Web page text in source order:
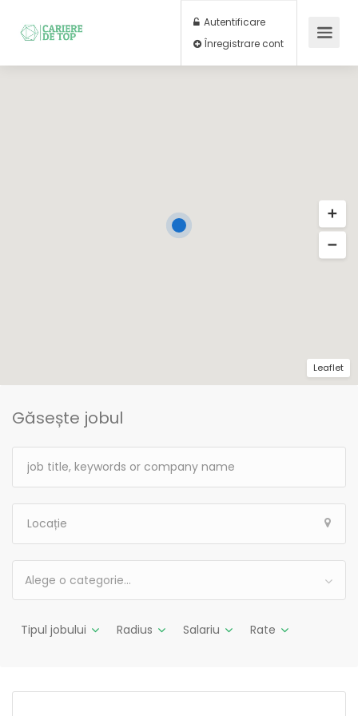
Autentificare
Înregistrare cont
Găsește jobul
Alege o categorie…
Tipul jobului Radius Salariu Rate
Leaflet